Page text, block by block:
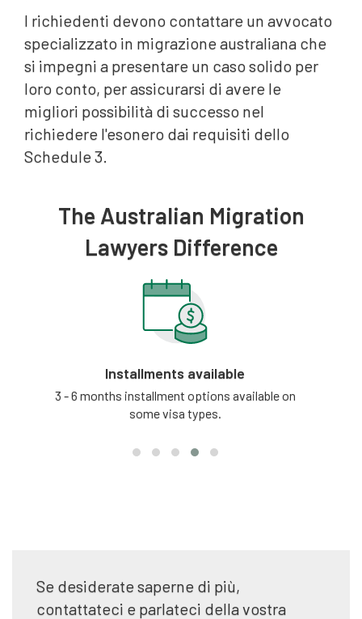
I richiedenti devono contattare un avvocato
specializzato in migrazione australiana che
si impegni a presentare un caso solido per
loro conto, per assicurarsi di avere le
migliori possibilità di successo nel
richiedere l'esonero dai requisiti dello
Schedule 3.
The Australian Migration
Lawyers Difference
Installments available
3 - 6 months installment options available on
some visa types.
Se desiderate saperne di più,
contattateci e parlateci della vostra